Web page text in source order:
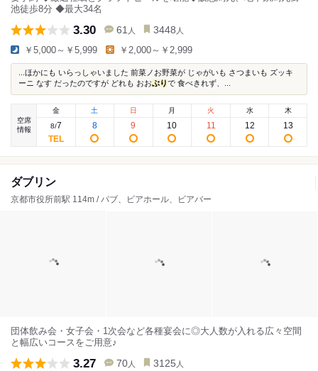
池徒歩8分 ◆最大34名
3.30 61 人 3448 人
￥5,000～￥5,999 ￥2,000～￥2,999
...ほかにも いらっしゃいました 前菜ノお野菜が じゃがいも さつまいも ズッキ
ーニ なす だったのですが どれも おおぶりで 食べきれず、...
空席
情報
金
8/7
土
8
日
9
月
10
火
11
水
12
木
13
ダブリン
京都市役所前駅 114m / パブ、ビアホール、ビアバー
団体飲み会・女子会・1次会など各種宴会に◎大人数が入れる広々空間
と幅広いコースをご用意♪
3.27 70 人 3125 人